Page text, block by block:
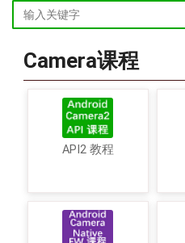
Camera课程
API2 教程